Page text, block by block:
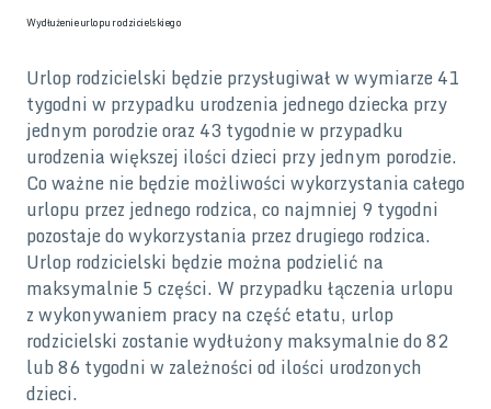
Wydłużenie urlopu rodzicielskiego
Urlop rodzicielski będzie przysługiwał w wymiarze 41
tygodni w przypadku urodzenia jednego dziecka przy
jednym porodzie oraz 43 tygodnie w przypadku
urodzenia większej ilości dzieci przy jednym porodzie.
Co ważne nie będzie możliwości wykorzystania całego
urlopu przez jednego rodzica, co najmniej 9 tygodni
pozostaje do wykorzystania przez drugiego rodzica.
Urlop rodzicielski będzie można podzielić na
maksymalnie 5 części. W przypadku łączenia urlopu
z wykonywaniem pracy na część etatu, urlop
rodzicielski zostanie wydłużony maksymalnie do 82
lub 86 tygodni w zależności od ilości urodzonych
dzieci.